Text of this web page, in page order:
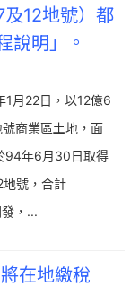
12地號）都
說明」。
1月22日，以12億6
商業區土地，面
94年6月30日取得
地號，合計
， ...
在地繳稅